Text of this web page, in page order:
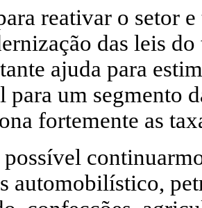
reativar o setor
das leis
ajuda para
para um segmento
fortemente as
possível
automobilístico,